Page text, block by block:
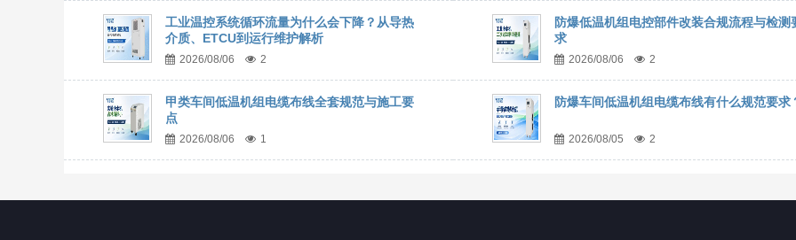
工业温控系统循环流量为什么会下降？从导热
介质、ETCU到运行维护解析
2026/08/06 2
防爆低温机组电控部件改装合规流程与检测
求
2026/08/06 2
甲类车间低温机组电缆布线全套规范与施工要
点
2026/08/06 1
防爆车间低温机组电缆布线有什么规范要求
2026/08/05 2